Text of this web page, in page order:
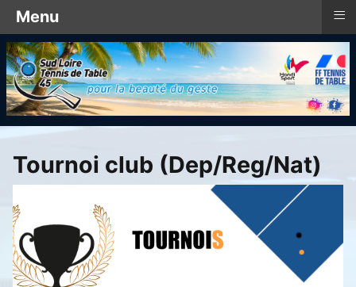
Tournoi club (Dep/Reg/Nat)
Menu ≡